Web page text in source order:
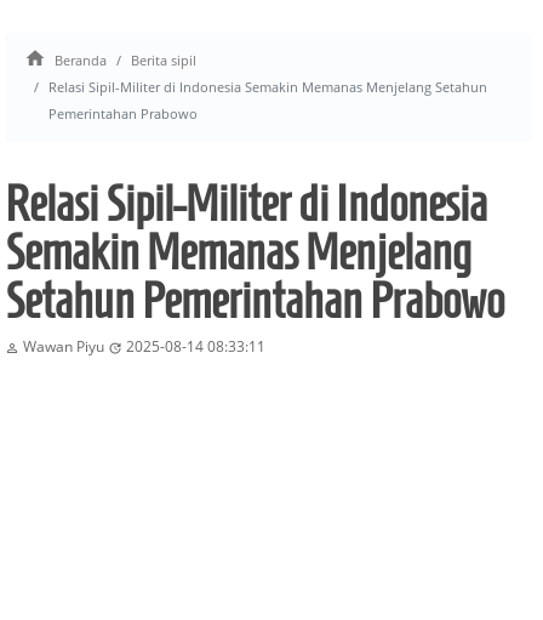
 Beranda
Berita sipil
Relasi Sipil-Militer di Indonesia Semakin Memanas Menjelang Setahun
Pemerintahan Prabowo
Relasi Sipil-Militer di Indonesia
Semakin Memanas Menjelang
Setahun Pemerintahan Prabowo
 Wawan Piyu  2025-08-14 08:33:11